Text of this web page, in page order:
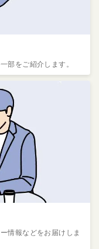
部をご紹介します。
情報などをお届けしま